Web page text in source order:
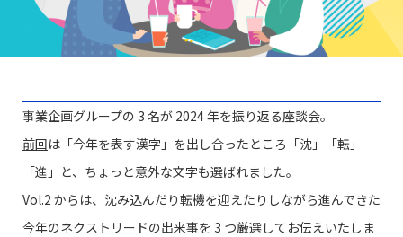
事業企画グループの 3 名が 2024 年を振り返る座談会。
前回は「今年を表す漢字」を出し合ったところ「沈」「転」
「進」と、ちょっと意外な文字も選ばれました。
Vol.2 からは、沈み込んだり転機を迎えたりしながら進んできた
今年のネクストリードの出来事を 3 つ厳選してお伝えいたしま